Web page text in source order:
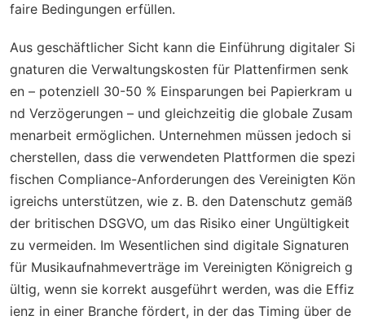
faire Bedingungen erfüllen.
Aus geschäftlicher Sicht kann die Einführung digitaler Si
gnaturen die Verwaltungskosten für Plattenfirmen senk
en – potenziell 30-50 % Einsparungen bei Papierkram u
nd Verzögerungen – und gleichzeitig die globale Zusam
menarbeit ermöglichen. Unternehmen müssen jedoch si
cherstellen, dass die verwendeten Plattformen die spezi
fischen Compliance-Anforderungen des Vereinigten Kön
igreichs unterstützen, wie z. B. den Datenschutz gemäß
der britischen DSGVO, um das Risiko einer Ungültigkeit
zu vermeiden. Im Wesentlichen sind digitale Signaturen
für Musikaufnahmeverträge im Vereinigten Königreich g
ültig, wenn sie korrekt ausgeführt werden, was die Effiz
ienz in einer Branche fördert, in der das Timing über de